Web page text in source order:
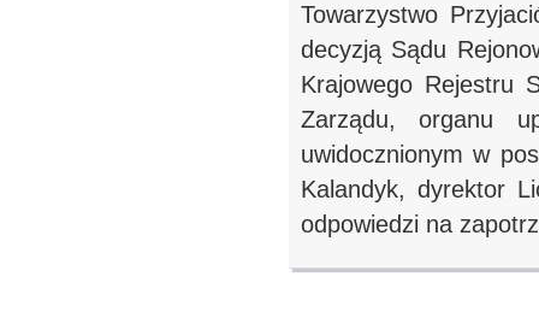
Towarzystwo
decyzją Sądu
Krajowego Rejestru
Zarządu, organu
uwidocznionym w
Kalandyk, dyrektor
odpowiedzi na